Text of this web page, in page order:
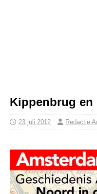
Kippenbrug en
23 juli 2012 Redactie